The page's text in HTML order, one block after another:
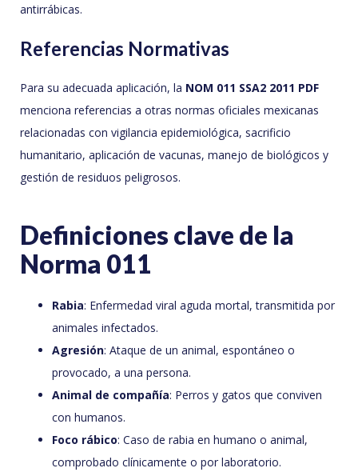
antirrábicas.
Referencias Normativas
Para su adecuada aplicación, la NOM 011 SSA2 2011 PDF
menciona referencias a otras normas oficiales mexicanas
relacionadas con vigilancia epidemiológica, sacrificio
humanitario, aplicación de vacunas, manejo de biológicos y
gestión de residuos peligrosos.
Definiciones clave de la
Norma 011
Rabia: Enfermedad viral aguda mortal, transmitida por
animales infectados.
Agresión: Ataque de un animal, espontáneo o
provocado, a una persona.
Animal de compañía: Perros y gatos que conviven
con humanos.
Foco rábico: Caso de rabia en humano o animal,
comprobado clínicamente o por laboratorio.